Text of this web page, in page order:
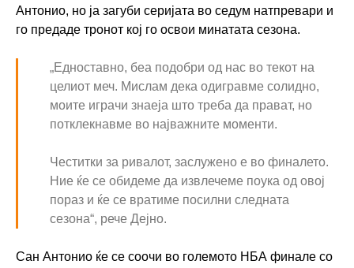
Антонио, но ја загуби серијата во седум натпревари и
го предаде тронот кој го освои минатата сезона.
„Едноставно, беа подобри од нас во текот на
целиот меч. Мислам дека одигравме солидно,
моите играчи знаеја што треба да прават, но
потклекнавме во најважните моменти.
Честитки за ривалот, заслужено е во финалето.
Ние ќе се обидеме да извлечеме поука од овој
пораз и ќе се вратиме посилни следната
сезона“, рече Дејно.
Сан Антонио ќе се соочи во големото НБА финале со